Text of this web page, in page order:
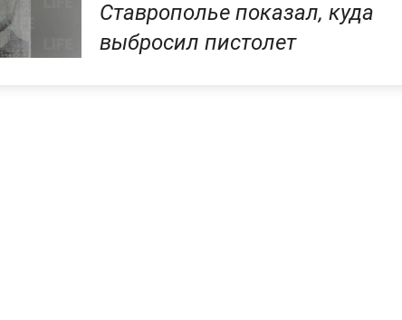
Ставрополье показал, куда
выбросил пистолет